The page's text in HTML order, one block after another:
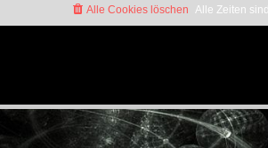
Alle Zeiten sind
Alle Cookies löschen